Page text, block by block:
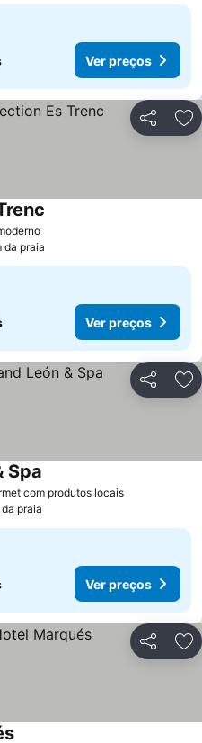
Ver preços
Partilhar
Ver preços
da praia
Ver preços
Partilhar
com produtos locaisVer preços
Spa
praia
Ver preços
Partilhar